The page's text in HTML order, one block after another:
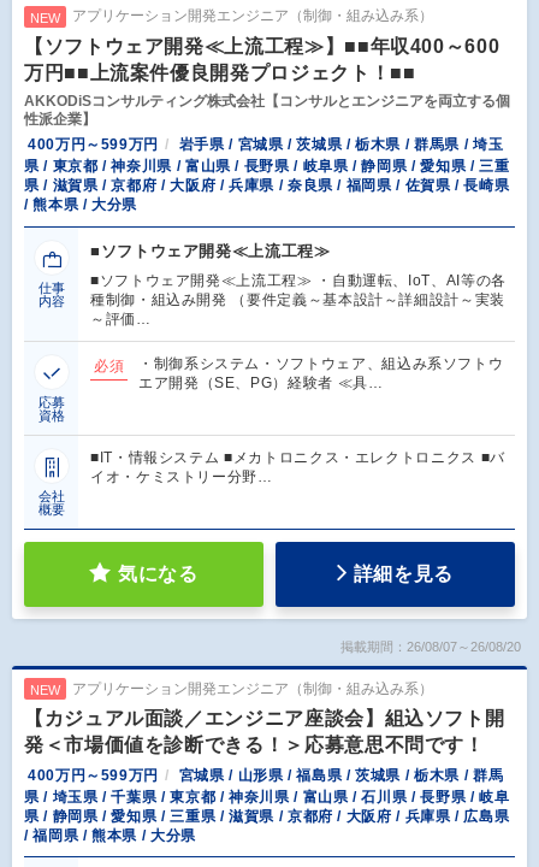
NEW アプリケーション開発エンジニア（制御・組み込み系）
【ソフトウェア開発≪上流工程≫】■■年収400～600
万円■■上流案件優良開発プロジェクト！■■
AKKODiSコンサルティング株式会社【コンサルとエンジニアを両立する個
性派企業】
400万円～599万円
岩手県 / 宮城県 / 茨城県 / 栃木県 / 群馬県 / 埼玉
県 / 東京都 / 神奈川県 / 富山県 / 長野県 / 岐阜県 / 静岡県 / 愛知県 / 三重
県 / 滋賀県 / 京都府 / 大阪府 / 兵庫県 / 奈良県 / 福岡県 / 佐賀県 / 長崎県
/ 熊本県 / 大分県
仕事
内容
■ソフトウェア開発≪上流工程≫
■ソフトウェア開発≪上流工程≫ ・自動運転、IoT、AI等の各
種制御・組込み開発 （要件定義～基本設計～詳細設計～実装
～評価…
応募
資格
必須
・制御系システム・ソフトウェア、組込み系ソフトウ
エア開発（SE、PG）経験者 ≪具…
会社
概要
■IT・情報システム ■メカトロニクス・エレクトロニクス ■バ
イオ・ケミストリー分野…
気になる 詳細を見る
掲載期間：26/08/07～26/08/20
NEW アプリケーション開発エンジニア（制御・組み込み系）
【カジュアル面談／エンジニア座談会】組込ソフト開
発＜市場価値を診断できる！＞応募意思不問です！
400万円～599万円
宮城県 / 山形県 / 福島県 / 茨城県 / 栃木県 / 群馬
県 / 埼玉県 / 千葉県 / 東京都 / 神奈川県 / 富山県 / 石川県 / 長野県 / 岐阜
県 / 静岡県 / 愛知県 / 三重県 / 滋賀県 / 京都府 / 大阪府 / 兵庫県 / 広島県
/ 福岡県 / 熊本県 / 大分県